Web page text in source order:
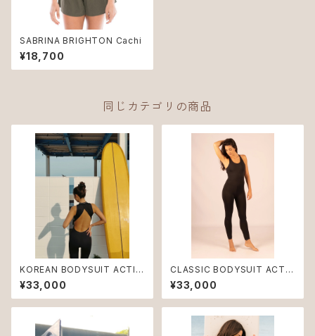
SABRINA BRIGHTON Cachi
¥18,700
同じカテゴリの商品
KOREAN BODYSUIT ACTIV
E
¥33,000
CLASSIC BODYSUIT ACTIV
E
¥33,000